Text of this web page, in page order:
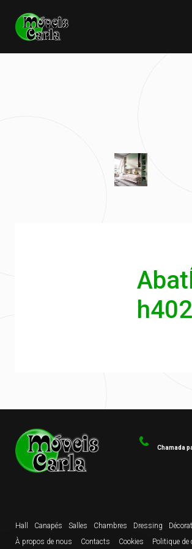
h402
Hall Canapés Salles Chambres Dressing
À propos de nous
Contacts Cookies Politique de
Chamada